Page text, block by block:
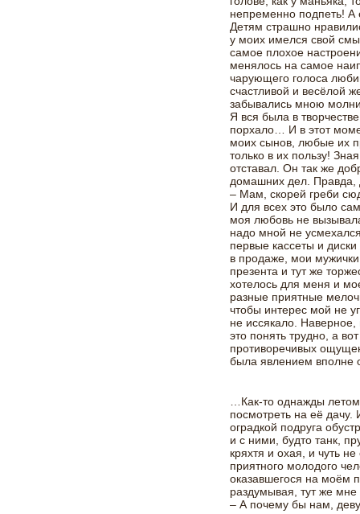
непременно подпеть!
Детям страшно
у моих имелся свой
самое плохое
менялось на самое
чарующего голоса
счастливой и весёлой
забывались мною
Я вся была в
порхало… И в этот
моих сынов, любые их
только в их пользу!
отставал. Он так же
домашних дел. Правда,
– Мам, скорей греби
И для всех это было
моя любовь не
надо мной не
первые кассеты и
в продаже, мои мужички
презента и тут же
хотелось для меня и
разные приятные
чтобы интерес мой не
не иссякало. Наверное,
это понять трудно, а
противоречивых
была явлением вполне
…Как-то однажды
посмотреть на её дачу.
оградкой подруга
и с ними, будто танк,
кряхтя и охая, и чуть
приятного молодого
оказавшегося на моём
раздумывая, тут же мне
– А почему бы нам,